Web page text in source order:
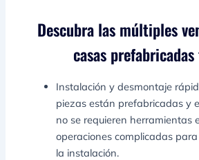
Descubra las múltiples
casas
Instalación y desmontaje
piezas están prefabricadas y
no se requieren herramientas
operaciones complicadas
la instalación.